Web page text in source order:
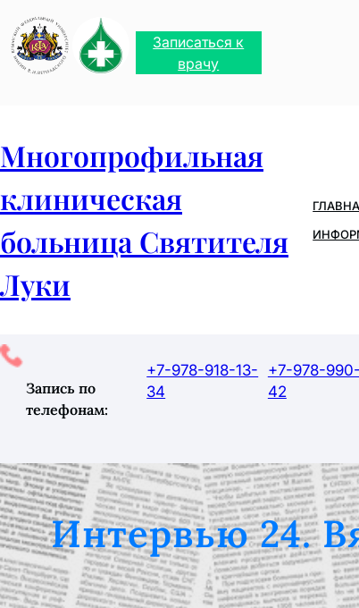
содержимому
Записаться к
врачу
Многопрофильная
клиническая
больница Святителя
Луки
Запись по
телефонам:
+7-978-918-13-
34
+7-978-
42
Интервью 24.